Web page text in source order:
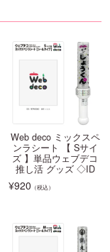
Web deco ミックスペ
ンラシート 【 Sサイ
ズ 】単品ウェブデコ
推し活 グッズ ◇ID
¥920 （税込）